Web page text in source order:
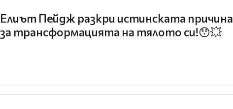
Елиът Пейдж разкри истинската причина
за трансформацията на тялото си!😯💥